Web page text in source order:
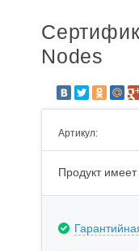
Nodes
Артикул:
Продукт